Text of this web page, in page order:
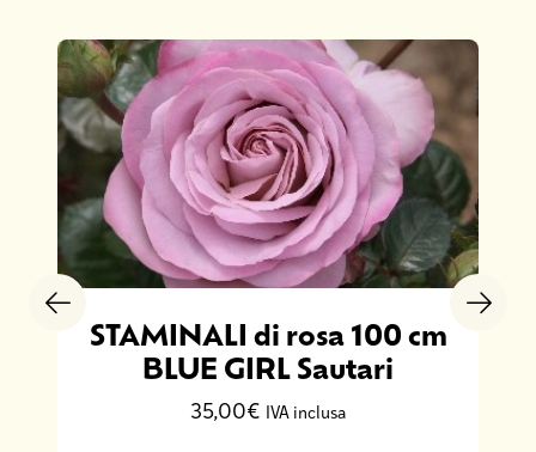
STAMINALI di rosa 100 cm
BLUE GIRL Sautari
35,00€ IVA inclusa